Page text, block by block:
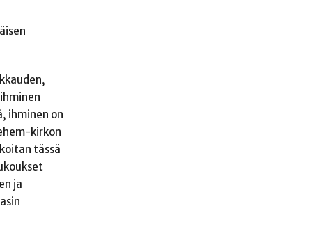
ihminen on
kirkon
tässä
ja